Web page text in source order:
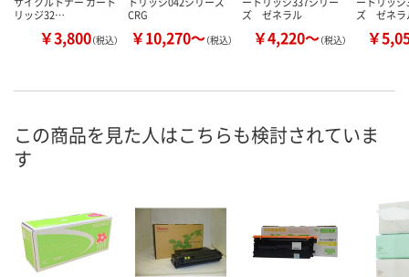
リッジ32…
￥3,800（税込）
CRG
￥10,270～（税込）
ズ ゼネラル
￥4,220～（税込）
ズ ゼネラ
￥
この商品を見た人はこちらも検討されていま
す